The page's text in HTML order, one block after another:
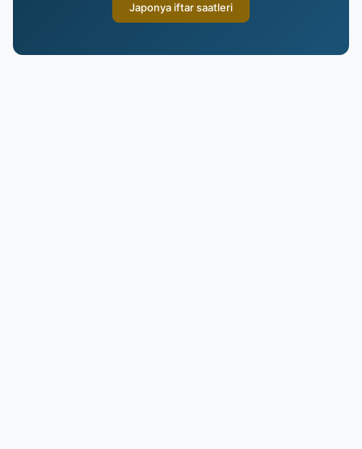
Japonya iftar saatleri